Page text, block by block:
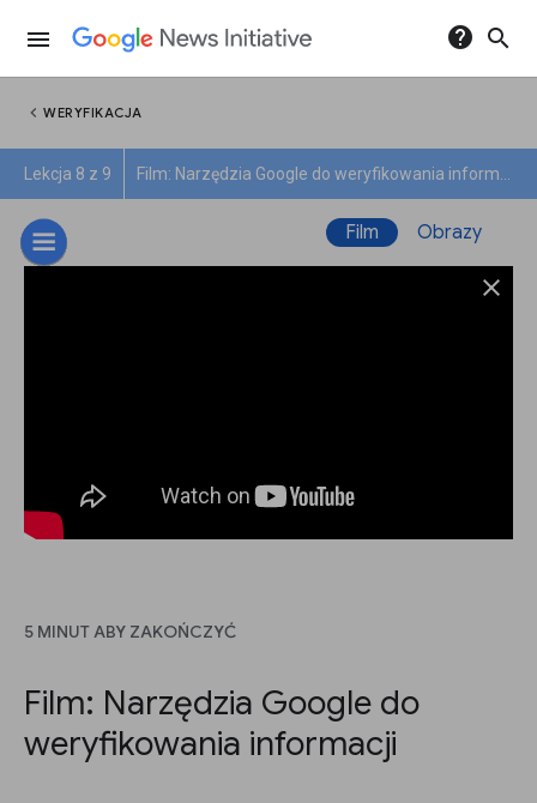
menu help search
chevron_left WERYFIKACJA
Lekcja 8 z 9
Film Obrazy
close
5 MINUT ABY ZAKOŃCZYĆ
Film: Narzędzia Google do
weryfikowania informacji